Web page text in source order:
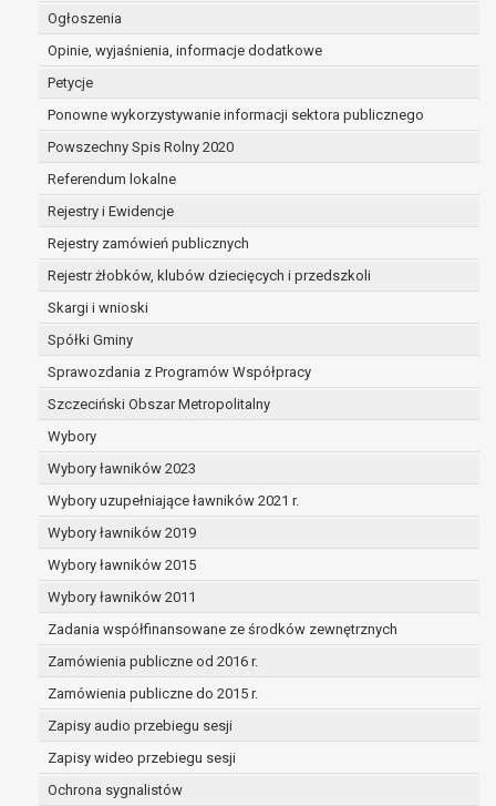
Ogłoszenia
Opinie, wyjaśnienia, informacje dodatkowe
Petycje
Ponowne wykorzystywanie informacji sektora publicznego
Powszechny Spis Rolny 2020
Referendum lokalne
Rejestry i Ewidencje
Rejestry zamówień publicznych
Rejestr żłobków, klubów dziecięcych i przedszkoli
Skargi i wnioski
Spółki Gminy
Sprawozdania z Programów Współpracy
Szczeciński Obszar Metropolitalny
Wybory
Wybory ławników 2023
Wybory uzupełniające ławników 2021 r.
Wybory ławników 2019
Wybory ławników 2015
Wybory ławników 2011
Zadania współfinansowane ze środków zewnętrznych
Zamówienia publiczne od 2016 r.
Zamówienia publiczne do 2015 r.
Zapisy audio przebiegu sesji
Zapisy wideo przebiegu sesji
Ochrona sygnalistów
niekompletne;
prawo do żądania usunięcia danych
zapomnianym) na podstawie art. 17 RODO,
w przypadku gdy:
dane nie są już niezbędne do celów,
dla których były zebrane lub w inny
sposób przetwarzane,
osoba, której dane dotyczą, wniosła
sprzeciw wobec przetwarzania
danych osobowych,
zgodę na przetwarzanie danych
osobowych, która jest podstawą
przetwarzania danych i nie ma innej
podstawy prawnej przetwarzania
danych,
dane osobowe przetwarzane są
niezgodnie z prawem,
dane osobowe muszą być usunięte w
wynikającego z przepisów prawa;
prawo do żądania ograniczenia
przetwarzania danych osobowych na
podstawie art. 18 RODO, w przypadku gdy:
osoba, której dane dotyczą
kwestionuje prawidłowość danych
osobowych – na okres pozwalający
administratorowi sprawdzić
prawidłowość tych danych,
przetwarzanie danych jest niezgodne
z prawem, a osoba, której dane